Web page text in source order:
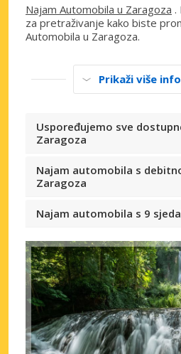
Najam Automobila u Zaragoza .
za pretraživanje kako biste
Automobila u Zaragoza.
Prikaži više
Uspoređujemo sve
Zaragoza
Najam automobila s
Zaragoza
Najam automobila s 9